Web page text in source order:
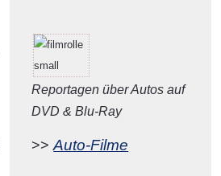
Reportagen über Autos auf
DVD & Blu-Ray
>> Auto-Filme